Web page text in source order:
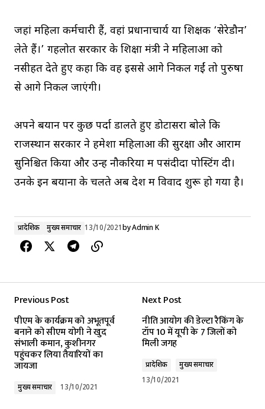
जहां महिला कर्मचारी हैं, वहां प्रधानाचार्य या शिक्षक ‘सेरेडौन’
लेते हैं।’ गहलोत सरकार के शिक्षा मंत्री ने महिलाओं को
नसीहत देते हुए कहा कि वह इससे आगे निकल गईं तो पुरुषों
से आगे निकल जाएंगी।
अपने बयान पर कुछ पर्दा डालते हुए डोटासरा बोले कि
राजस्थान सरकार ने हमेशा महिलाओं की सुरक्षा और आराम
सुनिश्चित किया और उन्हें नौकरियों में पसंदीदा पोस्टिंग दी।
उनके इन बयानों के चलते अब देश में विवाद शुरू हो गया है।
प्रादेशिक मुख्य समाचार 13/10/2021byAdmin K
Previous Post
पीएम के कार्यक्रम को अभूतपूर्व
बनाने को सीएम योगी ने खुद
संभाली कमान, कुशीनगर
पहुंचकर लिया तैयारियों का
जायजा
मुख्य समाचार 13/10/2021
Next Post
नीति आयोग की डेल्टा रैकिंग के
टॉप 10 में यूपी के 7 जिलों को
मिली जगह
प्रादेशिक
मुख्य समाचार
13/10/2021